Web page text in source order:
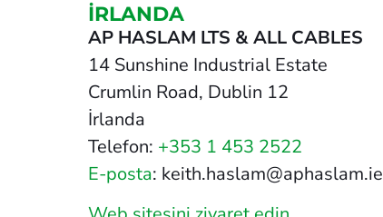
İRLANDA
AP HASLAM LTS & ALL CABLES
14 Sunshine Industrial Estate
Crumlin Road, Dublin 12
İrlanda
Telefon: +353 1 453 2522
E-posta: keith.haslam@aphaslam.ie